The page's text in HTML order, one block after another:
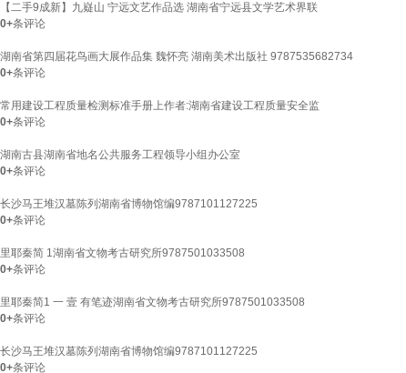
【二手9成新】九嶷山 宁远文艺作品选 湖南省宁远县文学艺术界联
0+条评论
湖南省第四届花鸟画大展作品集 魏怀亮 湖南美术出版社 9787535682734
0+条评论
常用建设工程质量检测标准手册上作者:湖南省建设工程质量安全监
0+条评论
湖南古县湖南省地名公共服务工程领导小组办公室
0+条评论
长沙马王堆汉墓陈列湖南省博物馆编9787101127225
0+条评论
里耶秦简 1湖南省文物考古研究所9787501033508
0+条评论
里耶秦简1 一 壹 有笔迹湖南省文物考古研究所9787501033508
0+条评论
长沙马王堆汉墓陈列湖南省博物馆编9787101127225
0+条评论